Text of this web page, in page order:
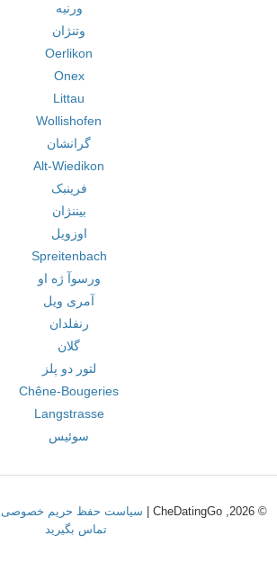
ورنیه
وتنژان
Oerlikon
Onex
Littau
Wollishofen
گرانشان
Alt-Wiedikon
فرینبک
بیننژان
اوزویل
Spreitenbach
ورسوآ ژه او
آمری ویل
رنفلدان
گلان
لتور دو پلز
Chêne-Bougeries
Langstrasse
سوئیس
© 2026, CheDatingGo | سیاست حفظ حریم خصوصی
تماس بگیرید